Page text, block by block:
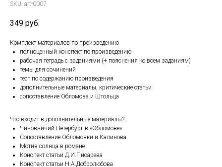
SKU: art-0007
349 руб.
Комплект материалов по произведению
полноценный конспект по произведению
рабочая тетрадь с заданиями (+ пояснения ко всем заданиям)
темы для сочинений
тест по содержанию произведения
дополнительные материалы, критические статьи
сопоставление Обломова и Штольца
Что входит в дополнительные материалы?
Чиновничий Петербург в «Обломове»
Сопоставление Обломовки и Калинова
Мотив солнца в романе
Конспект статьи Д.И.Писарева
Конспект статьи Н.А.Добролюбова